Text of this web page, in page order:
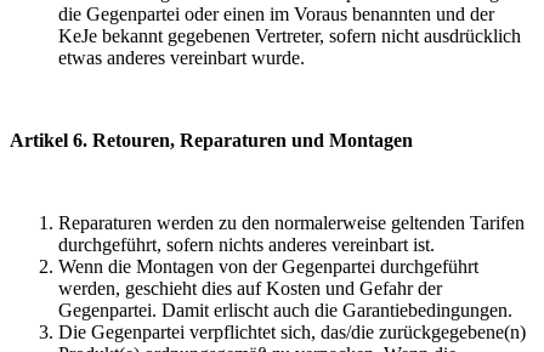
die Gegenpartei oder einen im Voraus benannten und der
KeJe bekannt gegebenen Vertreter, sofern nicht ausdrücklich
etwas anderes vereinbart wurde.
Artikel 6. Retouren, Reparaturen und Montagen
Reparaturen werden zu den normalerweise geltenden Tarifen
durchgeführt, sofern nichts anderes vereinbart ist.
Wenn die Montagen von der Gegenpartei durchgeführt
werden, geschieht dies auf Kosten und Gefahr der
Gegenpartei. Damit erlischt auch die Garantiebedingungen.
Die Gegenpartei verpflichtet sich, das/die zurückgegebene(n)